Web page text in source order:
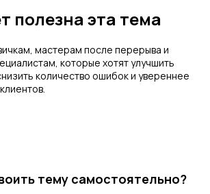
полезна эта тема
мастерам после перерыва и
которые хотят улучшить
количество ошибок и увереннее
тему самостоятельно?